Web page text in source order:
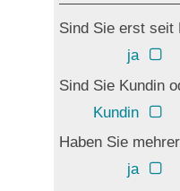
Sind Sie erst seit
ja
Sind Sie Kundin
Kundin
Haben Sie
ja